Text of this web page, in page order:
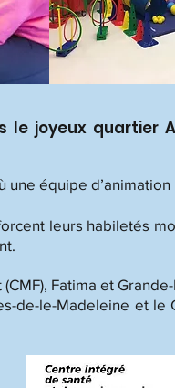
le joyeux quartier
équipe d’animation
leurs habiletés
Fatima et
de-le-Madeleine et le